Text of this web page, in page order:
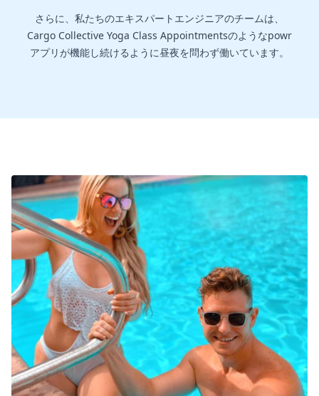
さらに、私たちのエキスパートエンジニアのチームは、
Cargo Collective Yoga Class Appointmentsのようなpowr
アプリが機能し続けるように昼夜を問わず働いています。